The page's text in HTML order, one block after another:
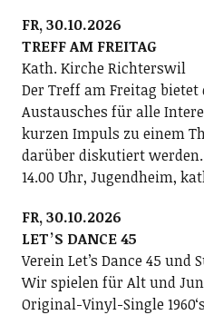
FR, 30.10.2026
TREFF AM FREITAG
Kath. Kirche Richterswil
Der Treff am Freitag
Austausches für alle
kurzen Impuls zu einem
darüber diskutiert werden.
14.00 Uhr, Jugendheim,
FR, 30.10.2026
LETʼS DANCE 45
Verein Letʼs Dance 45 und
Wir spielen für Alt und
Original-Vinyl-Single